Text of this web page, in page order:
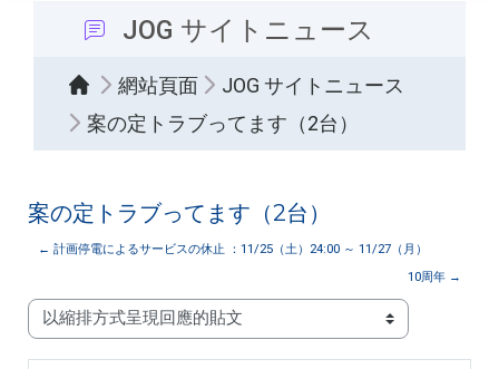
JOG サイトニュース
網站頁面
JOG サイトニュース
案の定トラブってます（2台）
案の定トラブってます（2台）
← 計画停電によるサービスの休止 ：11/25（土）24:00 ～ 11/27（月）
10周年 →
顯示模式